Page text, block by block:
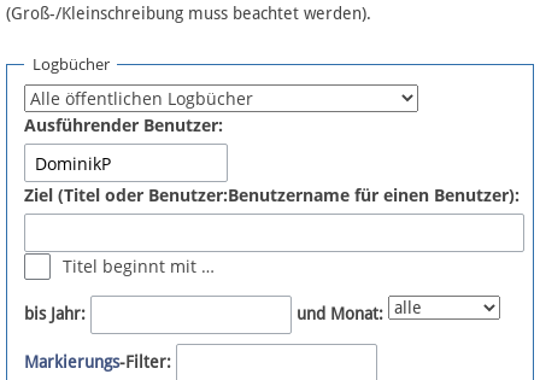
Fördermitglied werden
Fehler melden
Newsletter
Bluesky
(Groß-/Kleinschreibung muss beachtet werden).
Logbücher
Ausführender Benutzer:
Ziel (Titel oder Benutzer:Benutzername für einen Benutzer):
Titel beginnt mit …
bis Jahr: und Monat:
Markierungs-Filter: